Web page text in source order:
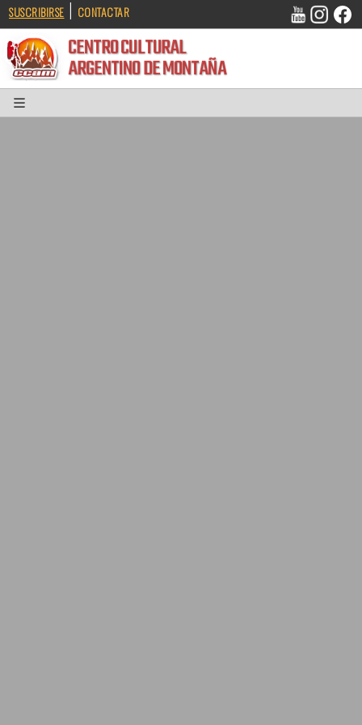
SUSCRIBIRSE | CONTACTAR
CENTRO CULTURAL
ARGENTINO DE MONTAÑA